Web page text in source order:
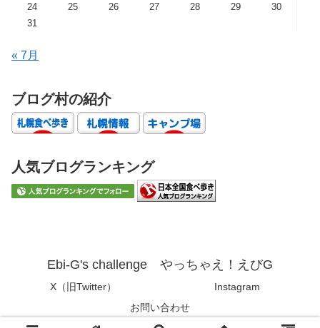
24
25 26 27 28 29
30
31
« 7月
ブログ村の紹介
人気ブログランキング
Ebi-G's challenge やっちゃえ！えびG
X（旧Twitter）
Instagram
お問い合わせ